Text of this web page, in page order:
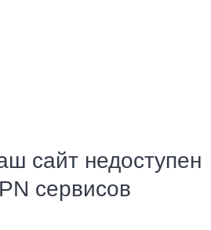
сайт недоступен
сервисов